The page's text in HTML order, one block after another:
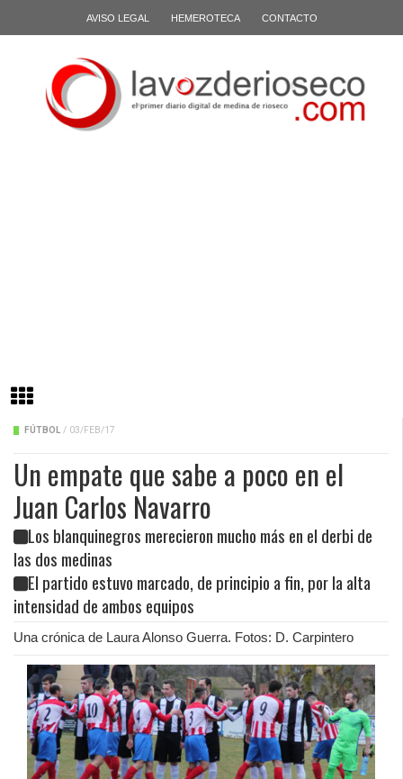
AVISO LEGAL HEMEROTECA CONTACTO
FÚTBOL / 03/FEB/17
Un empate que sabe a poco en el
Juan Carlos Navarro
Los blanquinegros merecieron mucho más en el derbi de
las dos medinas
El partido estuvo marcado, de principio a fin, por la alta
intensidad de ambos equipos
Una crónica de Laura Alonso Guerra. Fotos: D. Carpintero